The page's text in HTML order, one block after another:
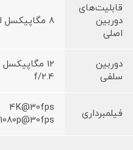
قابلیت‌های
دوربین
اصلی
8 مگاپیکسل لنز واید
دوربین
سلفی
f/2.4
فیلمبرداری
4K@30fps
1080p@30fps